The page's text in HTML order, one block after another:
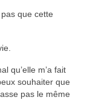
que cette
qu’elle m’a fait
souhaiter que
pas le même